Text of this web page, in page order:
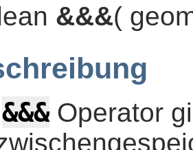
&&&(
&&&Operator